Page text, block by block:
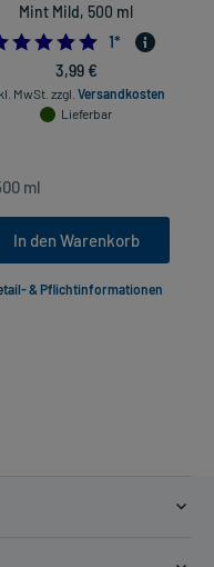
Mint Mild, 500 ml
5.0
1*
3,99 €
MwSt. zzgl. Versandkosten
Lieferbar
In den Warenkorb
& Pflichtinformationen